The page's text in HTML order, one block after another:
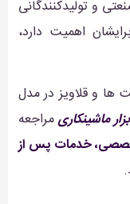
و تولیدکنندگانی
اهمیت دارد،
و قلاویز در مدل
ماشینکاریمراجعه
خدمات پس از